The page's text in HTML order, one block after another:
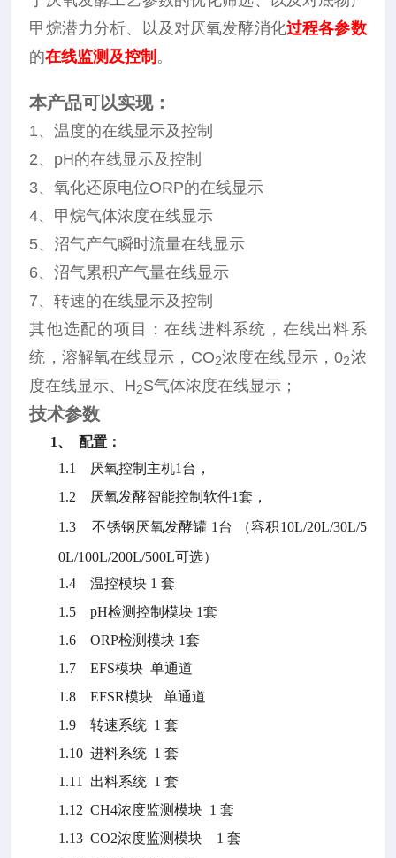
甲烷潜力分析、以及对厌氧发酵消化过程各参数
的在线监测及控制 。
本产品可以实现：
1、温度的在线显示及控制
2、pH的在线显示及控制
3、氧化还原电位ORP的在线显示
4、甲烷气体浓度在线显示
5、沼气产气瞬时流量在线显示
6、沼气累积产气量在线显示
7、转速的在线显示及控制
其他选配的项目：在线进料系统，在线出料系
统， 溶解氧在线显示，CO2浓度在线显示，02浓
度在线显示、H2S气体浓度在线显示；
技术参数
1、 配置：
1.1
厌氧控制主机1 台，
1.2
厌氧发酵智能控制软件1套，
1.3
不锈钢厌氧发酵罐 1 台 （容积10L/20L/30L/5
0L/100L/200L/500L可选）
1.4
温控模块 1套
1.5
pH检测控制模块 1套
1.6
ORP检测模块 1套
1.7
EFS模块 单通道
1.8
EFSR模块 单通道
1.9
转速系统 1套
1.10 进料系统 1套
1.11
出料系统 1套
1.12 CH4浓度监测模块 1套
1.13 CO2浓度监测模块 1套